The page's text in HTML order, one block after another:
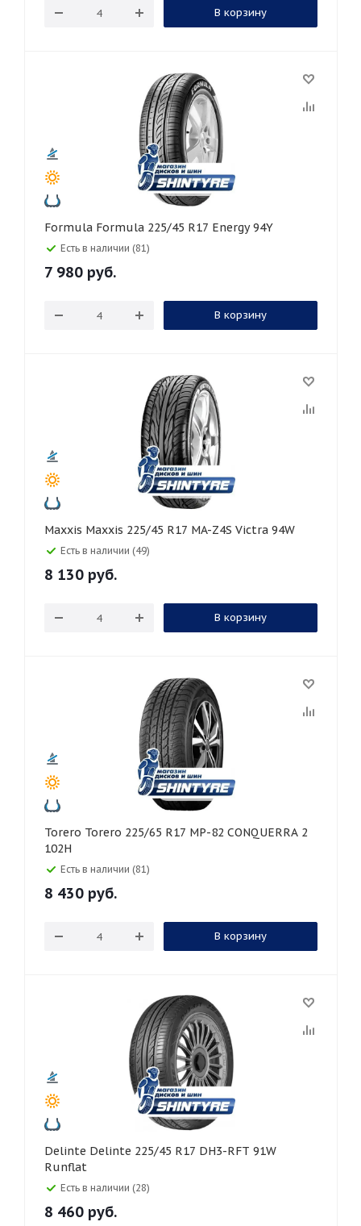
В корзину
Formula Formula 225/45 R17 Energy 94Y
Есть в наличии (81)
7 980 руб.
В корзину
Maxxis Maxxis 225/45 R17 MA-Z4S Victra 94W
Есть в наличии (49)
8 130 руб.
В корзину
Torero Torero 225/65 R17 MP-82 CONQUERRA 2
102H
Есть в наличии (81)
8 430 руб.
В корзину
Delinte Delinte 225/45 R17 DH3-RFT 91W
Runflat
Есть в наличии (28)
8 460 руб.